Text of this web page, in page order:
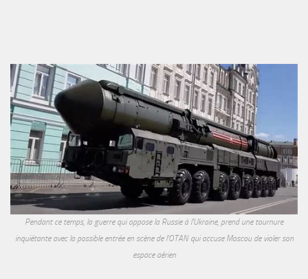
Pendant ce temps, la guerre qui oppose la Russie à l'Ukraine, prend une tournure
inquiétante avec la possible entrée en scène de l'OTAN qui accuse Moscou de violer son
espace aérien